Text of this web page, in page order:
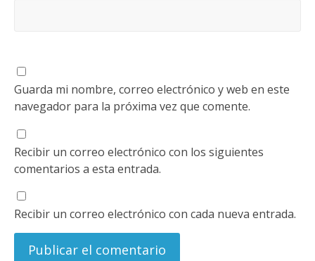
Guarda mi nombre, correo electrónico y web en este
navegador para la próxima vez que comente.
Recibir un correo electrónico con los siguientes
comentarios a esta entrada.
Recibir un correo electrónico con cada nueva entrada.